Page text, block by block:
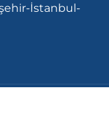
İstanbul-